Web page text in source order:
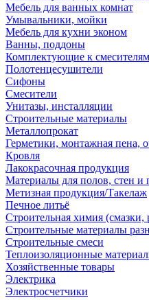
Мебель для ванных комнат
Умывальники, мойки
Мебель для кухни эконом
Ванны, поддоны
Комплектующие к смесителям
Полотенцесушители
Сифоны
Смесители
Унитазы, инсталляции
Строительные материалы
Металлопрокат
Герметики, монтажная пена,
Кровля
Лакокрасочная продукция
Материалы для полов, стен и
Метизная продукция/Такелаж
Печное литьё
Строительная химия (смазки,
Строительные материалы
Строительные смеси
Теплоизоляционные
Хозяйственные товары
Электрика
Электросчетчики